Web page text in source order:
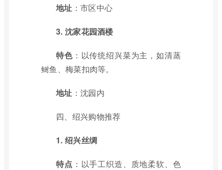
地址 ：市区中心
3. 沈家花园酒楼
特色：以传统绍兴菜为主，如清蒸
鲥鱼、梅菜扣肉等。
地址 ：沈园内
四、绍兴购物推荐
1. 绍兴丝绸
特点 ：以手工织造、质地柔软、色